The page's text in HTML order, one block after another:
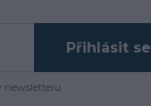
Přihlásit se
newsletteru.